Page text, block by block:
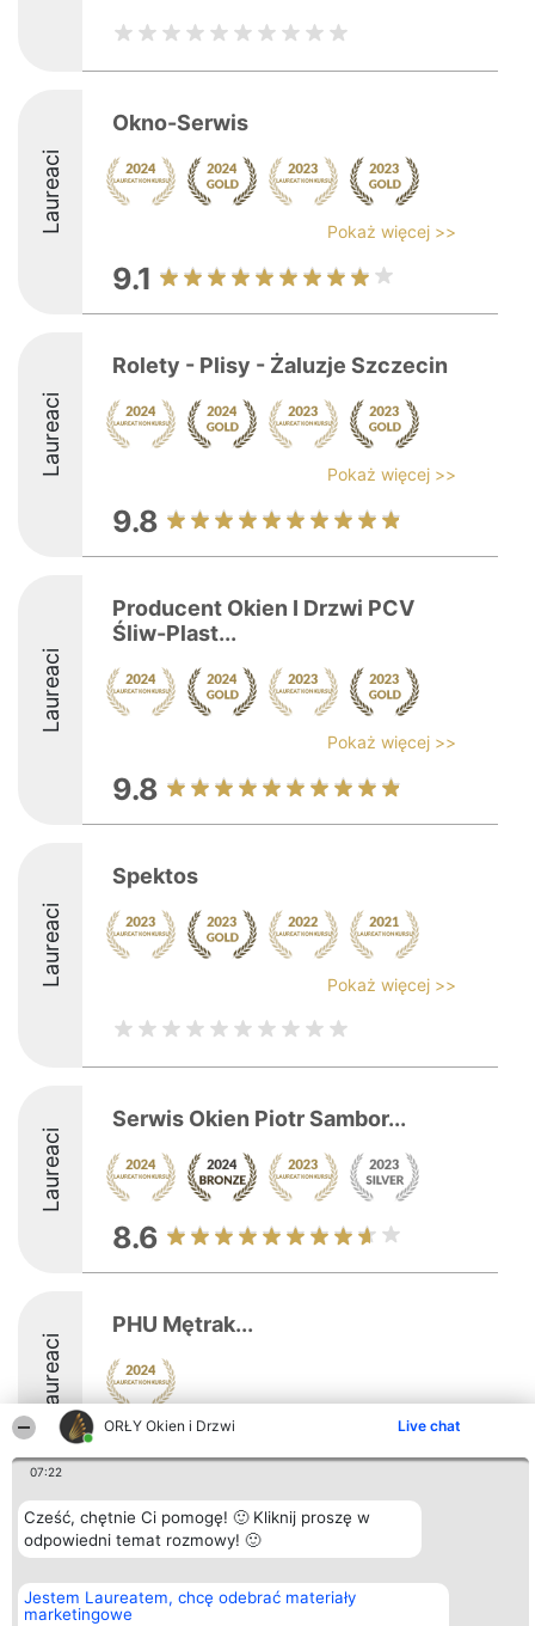
ORŁY Okien i Drzwi Live chat
07:22
Cześć, chętnie Ci pomogę! 🙂 Kliknij proszę w
odpowiedni temat rozmowy! 🙂
Jestem Laureatem, chcę odebrać materiały
marketingowe
Laureaci
Okno-Serwis
Pokaż więcej >>
9.1
Laureaci
Rolety - Plisy - Żaluzje Szczecin
Pokaż więcej >>
9.8
Laureaci
Producent Okien I Drzwi PCV
Śliw-Plast...
Pokaż więcej >>
9.8
Laureaci
Spektos
Pokaż więcej >>
Laureaci
Serwis Okien Piotr Sambor...
8.6
Laureaci
PHU Mętrak...
8.3
Organizator plebiscytu
Bright Side Solutions sp. z o.
o. sp. k.
Wrocław 50-079
KRS 0000749100 | Regon
Plebiscyt
Laureaci
Lista
Laureatów
Kontakt